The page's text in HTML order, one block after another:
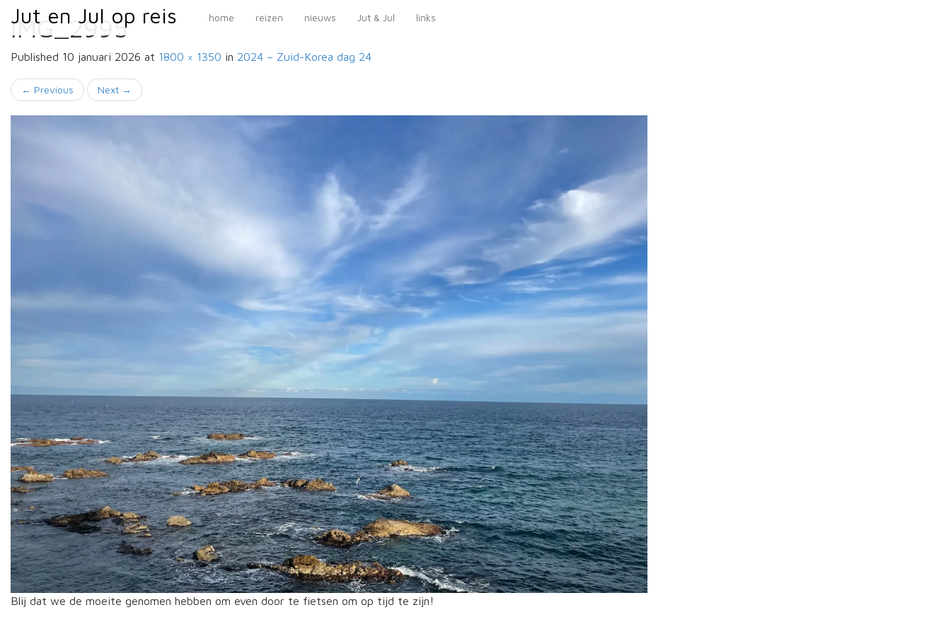
Jut en Jul op reis
Primary
Jut en Jul op reis
home reizen nieuws Jut & Jul links
IMG_2995
Published 10 januari 2026 at 1800 × 1350 in 2024 – Zuid-Korea dag 24
← Previous Next →
Blij dat we de moeite genomen hebben om even door te fietsen om op tijd te zijn!